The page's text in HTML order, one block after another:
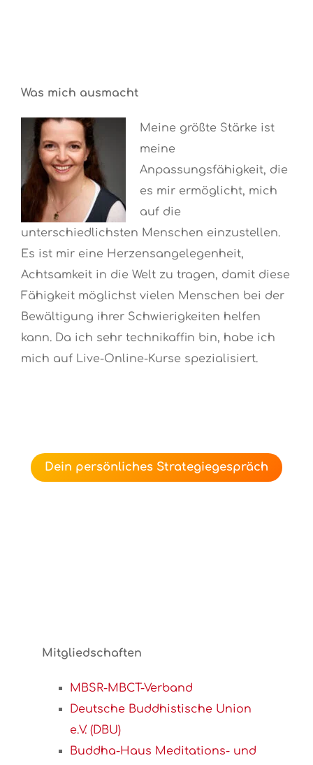
Was mich ausmacht
Meine größte Stärke ist
meine
Anpassungsfähigkeit, die
es mir ermöglicht, mich
auf die
unterschiedlichsten Menschen einzustellen.
Es ist mir eine Herzensangelegenheit,
Achtsamkeit in die Welt zu tragen, damit diese
Fähigkeit möglichst vielen Menschen bei der
Bewältigung ihrer Schwierigkeiten helfen
kann. Da ich sehr technikaffin bin, habe ich
mich auf Live-Online-Kurse spezialisiert.
Dein persönliches Strategiegespräch
Mitgliedschaften
MBSR-MBCT-Verband
Deutsche Buddhistische Union
e.V. (DBU)
Buddha-Haus Meditations- und